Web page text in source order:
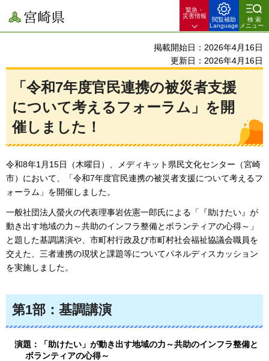
宮崎県
緊急・
災害情報
閲覧補助
Language
検索
メニュー
掲載開始日：2026年4月16日
更新日：2026年4月16日
「令和7年度官民連携の被災者支援
について考えるフォーラム」を開
催しました！
令和8年1月15日（木曜日）、メディキット県民文化センター（宮崎
市）において、「令和7年度官民連携の被災者支援について考えるフ
ォーラム」を開催しました。
一般社団法人螢火の代表理事岩佐憲一郎氏による「『助けたい』が
動き出す地域の力～共助のインフラ整備とボランティアの心得～」
と題した基調講演や、市町村行政及び市町村社会福祉協議会職員を
交えた、三者連携の現状と課題等についてパネルディスカッション
を実施しました。
第1部：基調講演
演題：「助けたい」が動き出す地域の力～共助のインフラ整備と
ボランティアの心得～